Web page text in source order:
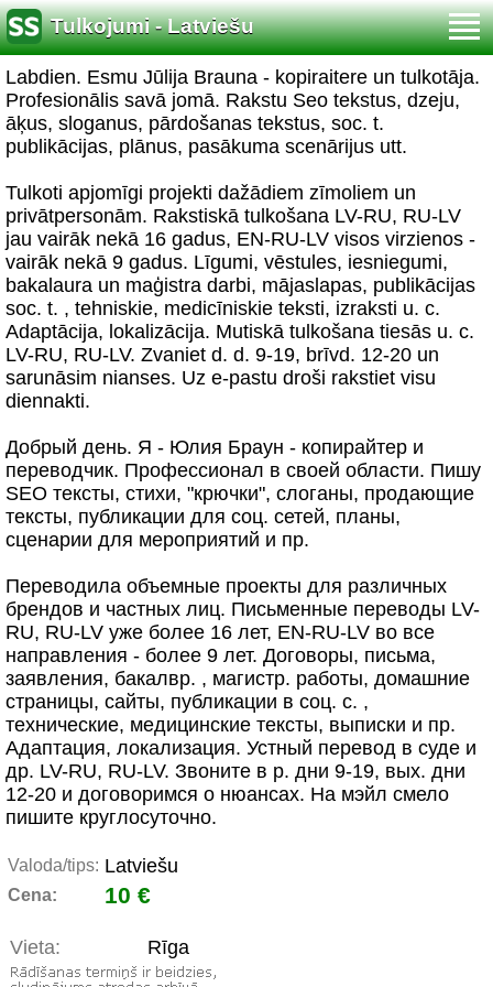
Tulkojumi - Latviešu
Labdien. Esmu Jūlija Brauna - kopiraitere un tulkotāja.
Profesionālis savā jomā. Rakstu Seo tekstus, dzeju,
āķus, sloganus, pārdošanas tekstus, soc. t.
publikācijas, plānus, pasākuma scenārijus utt.
Tulkoti apjomīgi projekti dažādiem zīmoliem un
privātpersonām. Rakstiskā tulkošana LV-RU, RU-LV
jau vairāk nekā 16 gadus, EN-RU-LV visos virzienos -
vairāk nekā 9 gadus. Līgumi, vēstules, iesniegumi,
bakalaura un maģistra darbi, mājaslapas, publikācijas
soc. t. , tehniskie, medicīniskie teksti, izraksti u. c.
Adaptācija, lokalizācija. Mutiskā tulkošana tiesās u. c.
LV-RU, RU-LV. Zvaniet d. d. 9-19, brīvd. 12-20 un
sarunāsim nianses. Uz e-pastu droši rakstiet visu
diennakti.
Добрый день. Я - Юлия Браун - копирайтер и
переводчик. Профессионал в своей области. Пишу
SEO тексты, стихи, "крючки", слоганы, продающие
тексты, публикации для соц. сетей, планы,
сценарии для мероприятий и пр.
Переводила объемные проекты для различных
брендов и частных лиц. Письменные переводы LV-
RU, RU-LV уже более 16 лет, EN-RU-LV во все
направления - более 9 лет. Договоры, письма,
заявления, бакалвр. , магистр. работы, домашние
страницы, сайты, публикации в соц. с. ,
технические, медицинские тексты, выписки и пр.
Адаптация, локализация. Устный перевод в суде и
др. LV-RU, RU-LV. Звоните в р. дни 9-19, вых. дни
12-20 и договоримся о нюансах. На мэйл смело
пишите круглосуточно.
Valoda/tips: Latviešu
Cena: 10 €
Vieta: Rīga